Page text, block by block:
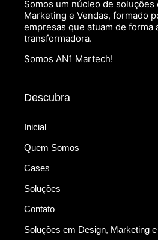
Somos um núcleo de soluções
Marketing e Vendas, formado
empresas que atuam de forma
transformadora.
Somos AN1 Martech!
Descubra
Inicial
Quem Somos
Cases
Soluções
Contato
Soluções em Design, Marketing